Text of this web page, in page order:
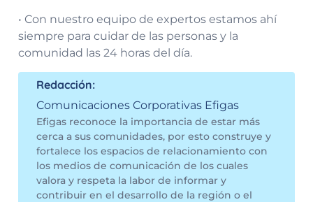
• Con nuestro equipo de expertos estamos ahí
siempre para cuidar de las personas y la
comunidad las 24 horas del día.
Redacción:
Comunicaciones Corporativas Efigas
Efigas reconoce la importancia de estar más
cerca a sus comunidades, por esto construye y
fortalece los espacios de relacionamiento con
los medios de comunicación de los cuales
valora y respeta la labor de informar y
contribuir en el desarrollo de la región o el